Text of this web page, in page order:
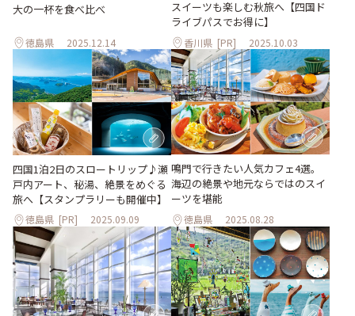
大の一杯を食べ比べ
徳島県 2025.12.14
スイーツも楽しむ秋旅へ【四国ド
ライブパスでお得に】
香川県 [PR] 2025.10.03
四国1泊2日のスロートリップ♪瀬
戸内アート、秘湯、絶景をめぐる
旅へ【スタンプラリーも開催中】
徳島県 [PR] 2025.09.09
鳴門で行きたい人気カフェ4選。
海辺の絶景や地元ならではのスイ
ーツを堪能
徳島県 2025.08.28